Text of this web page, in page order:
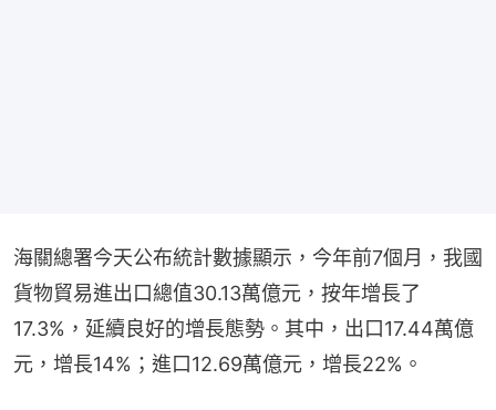
海關總署今天公布統計數據顯示，今年前7個月，我國
貨物貿易進出口總值30.13萬億元，按年增長了
17.3%，延續良好的增長態勢。其中，出口17.44萬億
元，增長14%；進口12.69萬億元，增長22%。